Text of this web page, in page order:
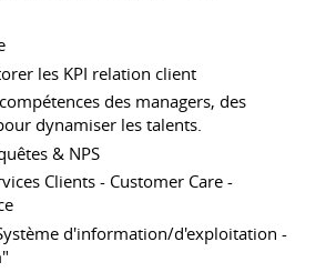
les KPI relation client
des managers, des
dynamiser les talents.
& NPS
Clients - Customer Care -
d'information/d'exploitation -